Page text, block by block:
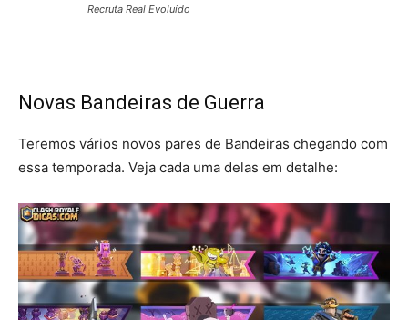
Recruta Real Evoluído
Novas Bandeiras de Guerra
Teremos vários novos pares de Bandeiras chegando com
essa temporada. Veja cada uma delas em detalhe: